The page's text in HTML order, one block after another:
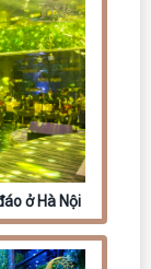
ở Hà Nội